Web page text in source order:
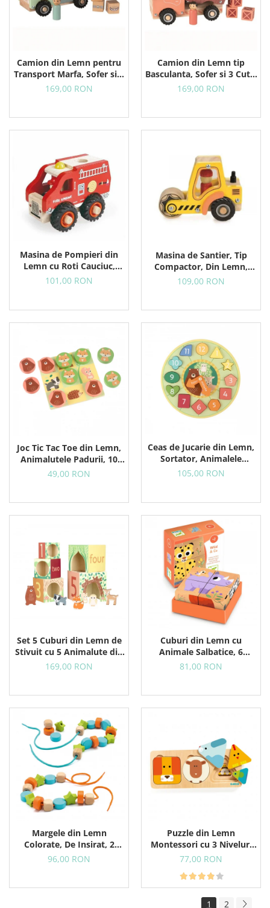
Camion din Lemn pentru
Transport Marfa, Sofer si 3
Colete, 18+ Luni
169,00 RON
Camion din Lemn tip
Basculanta, Sofer si 3 Cutii,
18+ Luni
169,00 RON
Masina de Pompieri din
Lemn cu Roti Cauciuc,
Rosie
101,00 RON
Masina de Santier, Tip
Compactor, Din Lemn,
Galbena
109,00 RON
Joc Tic Tac Toe din Lemn,
Animalutele Padurii, 10
Piese in Punga Textila
49,00 RON
Ceas de Jucarie din Lemn,
Sortator, Animalele
Padurii
105,00 RON
Set 5 Cuburi din Lemn de
Stivuit cu 5 Animalute din
Padure
169,00 RON
Cuburi din Lemn cu
Animale Salbatice, 6
Puzzle-uri in 1
81,00 RON
Margele din Lemn
Colorate, De Insirat, 2
Sireturi Colorate, 24
96,00 RON
Puzzle din Lemn
Montessori cu 3 Niveluri
Pentru Copii Mici, Animale
Luni
77,00 RON
1 2